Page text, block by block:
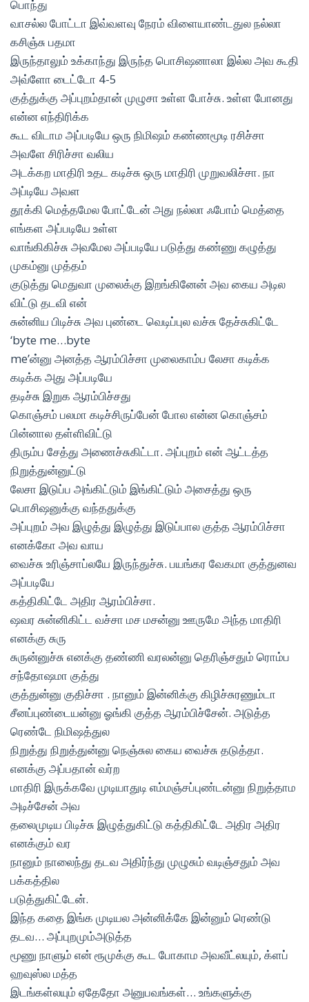
பொந்து
வாசல்ல போட்டா இவ்வளவு நேரம் விளையாண்டதுல நல்லா
கசிஞ்சு பதமா
இருந்தாலும் உக்காந்து இருந்த பொசிஷனாலா இல்ல அவ கூதி
அவ்ளோ டைட்டோ 4-5
குத்துக்கு அப்புறம்தான் முழுசா உள்ள போச்சு. உள்ள போனது
என்ன எந்திரிக்க
கூட விடாம அப்படியே ஒரு நிமிஷம் கண்ணமூடி ரசிச்சா
அவளே சிரிச்சா வலிய
அடக்கற மாதிரி உதட கடிச்சு ஒரு மாதிரி முறுவலிச்சா. நா
அப்டியே அவள
தூக்கி மெத்தமேல போட்டேன் அது நல்லா ஃபோம் மெத்தை
எங்கள அப்படியே உள்ள
வாங்கிகிச்சு அவமேல அப்படியே படுத்து கண்ணு கழுத்து
முகம்னு முத்தம்
குடுத்து மெதுவா முலைக்கு இறங்கினேன் அவ கைய அடில
விட்டு தடவி என்
சுன்னிய பிடிச்சு அவ புண்டை வெடிப்புல வச்சு தேச்சுகிட்டே
‘byte me…byte
me’ன்னு அனத்த ஆரம்பிச்சா முலைகாம்ப லேசா கடிக்க
கடிக்க அது அப்படியே
தடிச்சு இறுக ஆரம்பிச்சது
கொஞ்சம் பலமா கடிச்சிருப்பேன் போல என்ன கொஞ்சம்
பின்னால தள்ளிவிட்டு
திரும்ப சேத்து அணைச்சுகிட்டா. அப்புறம் என் ஆட்டத்த
நிறுத்துன்னுட்டு
லேசா இடுப்ப அங்கிட்டும் இங்கிட்டும் அசைத்து ஒரு
பொசிஷனுக்கு வந்ததுக்கு
அப்புறம் அவ இழுத்து இழுத்து இடுப்பால குத்த ஆரம்பிச்சா
எனக்கோ அவ வாய
வைச்சு உரிஞ்சாப்லயே இருந்துச்சு. பயங்கர வேகமா குத்துனவ
அப்படியே
கத்திகிட்டே அதிர ஆரம்பிச்சா.
ஷவர சுன்னிகிட்ட வச்சா மச மசன்னு ஊருமே அந்த மாதிரி
எனக்கு சுரு
சுருன்னுச்சு எனக்கு தண்ணி வரலன்னு தெரிஞ்சதும் ரொம்ப
சந்தோஷமா குத்து
குத்துன்னு குதிச்சா . நானும் இன்னிக்கு கிழிச்சுரணும்டா
சீனப்புண்டையன்னு ஓங்கி குத்த ஆரம்பிச்சேன். அடுத்த
ரெண்டே நிமிஷத்துல
நிறுத்து நிறுத்துன்னு நெஞ்சுல கைய வைச்சு தடுத்தா.
எனக்கு அப்பதான் வர்ற
மாதிரி இருக்கவே முடியாதுடி எம்மஞ்சப்புண்டன்னு நிறுத்தாம
அடிச்சேன் அவ
தலைமுடிய பிடிச்சு இழுத்துகிட்டு கத்திகிட்டே அதிர அதிர
எனக்கும் வர
நானும் நாலைந்து தடவ அதிர்ந்து முழுசும் வடிஞ்சதும் அவ
பக்கத்தில
படுத்துகிட்டேன்.
இந்த கதை இங்க முடியல அன்னிக்கே இன்னும் ரெண்டு
தடவ… அப்புறமும்அடுத்த
மூணு நாளும் என் ரூமுக்கு கூட போகாம அவவீட்லயும், க்ளப்
ஹவுஸ்ல மத்த
இடங்கள்லயும் ஏதேதோ அனுபவங்கள்… உங்களுக்கு